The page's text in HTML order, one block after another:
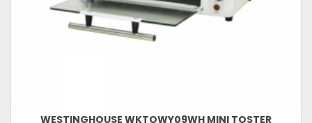
WESTINGHOUSE WKTOWY09WH MINI TOSTER